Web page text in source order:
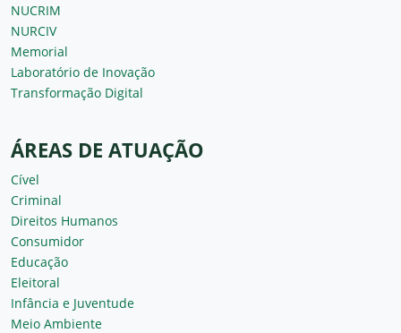
NUCRIM
NURCIV
Memorial
Laboratório de Inovação
Transformação Digital
ÁREAS DE ATUAÇÃO
Cível
Criminal
Direitos Humanos
Consumidor
Educação
Eleitoral
Infância e Juventude
Meio Ambiente